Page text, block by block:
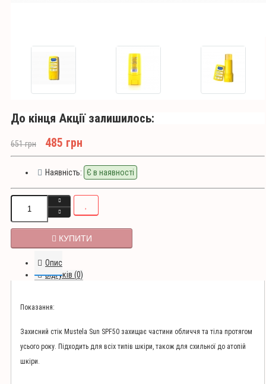
До кінця Акції залишилось:
651 грн 485 грн
Наявність: Є в наявності
КУПИТИ
Опис
Відгуків (0)
Показання:
Захисний стік Mustela Sun SPF50 захищає частини обличчя та тіла протягом
усього року. Підходить для всіх типів шкіри, також для схильної до атопій
шкіри.